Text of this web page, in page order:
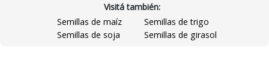
Visitá también:
Semillas de maíz
Semillas de trigo
Semillas de soja
Semillas de girasol